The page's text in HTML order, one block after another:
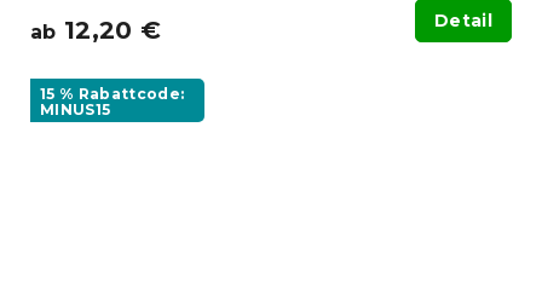
ab 12,20 € Detail
15 % Rabattcode:
MINUS15